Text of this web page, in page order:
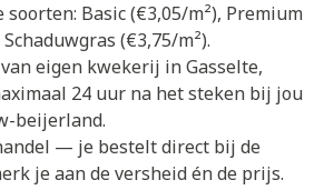
soorten: Basic (€3,05/m²), Premium
(€3,75/m²).
eigen kwekerij in Gasselte,
24 uur na het steken bij jou
beijerland.
— je bestelt direct bij de
je aan de versheid én de prijs.